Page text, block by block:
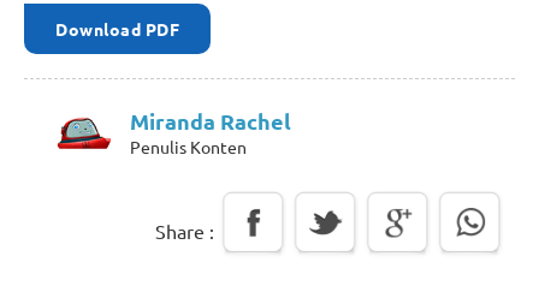
Download PDF
Miranda Rachel
Penulis Konten
Share :